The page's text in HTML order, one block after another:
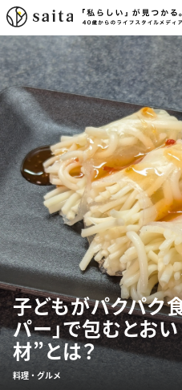
子どもがパクパク
パー」で包むとお
材”とは？
料理・グルメ